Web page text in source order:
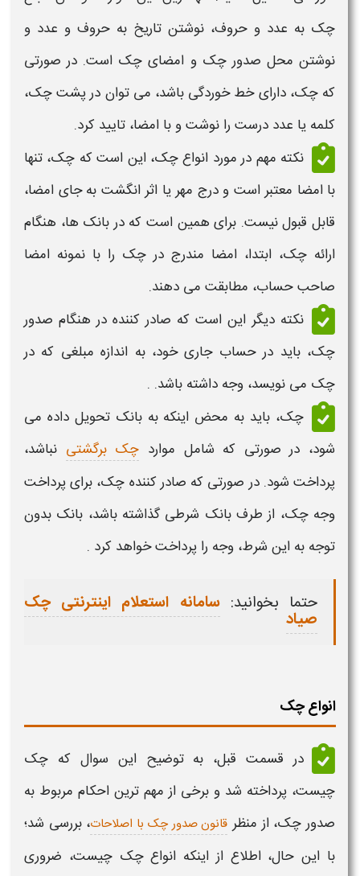
چک به عدد و حروف، نوشتن تاریخ به حروف و عدد و
نوشتن محل صدورچک و امضایچک است. در صورتی
کهچک،دارای خط خوردگی باشد، می توان در پشتچک،
کلمه یا عدد درست را نوشت و با امضا، تایید کرد.
نکته مهم در مورد انواعچک، این است که چک، تنها
با امضا معتبر است و درج مهر یا اثر انگشت به جای امضا،
قابل قبول نیست. برای همین است که در بانک ها، هنگام
ارائه چک، ابتدا، امضا مندرج درچک را با نمونه امضا
صاحب حساب، مطابقت می دهند.
نکته دیگر این است که صادر کننده در هنگام صدور
چک، باید در حساب جاری خود، به اندازه مبلغی که در
چک می نویسد، وجه داشته باشد. .
چک، باید به محض اینکه به بانک تحویل داده می
شود، در صورتی که شامل موارد چک برگشتی نباشد،
پرداخت شود. در صورتی که صادر کننده چک، برای پرداخت
وجهچک، از طرف بانک شرطی گذاشته باشد، بانک بدون
توجه به این شرط، وجه را پرداخت خواهد کرد .
حتما بخوانید:سامانه استعلام اینترنتی چک
صیاد
انواع چک
در قسمت قبل، به توضیح این سوال که چک
چیست، پرداخته شد و برخی از مهم ترین احکام مربوط به
صدورچک، از منظر قانون صدور چک با اصلاحات،بررسی شد؛
با این حال، اطلاع از اینکه انواع چک چیست، ضروری